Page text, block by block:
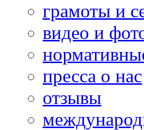
грамоты и
видео и
пресса о нас
отзывы